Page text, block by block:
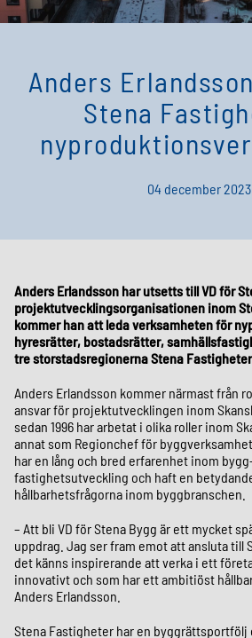
Anders
Stena
04 december 2023
Anders Erlandsson har utsetts till VD för
projektutvecklingsorganisationen inom
kommer han att leda verksamheten för
hyresrätter, bostadsrätter,
tre storstadsregionerna Stena
Anders Erlandsson kommer närmast från
ansvar för projektutvecklingen inom
sedan 1996 har arbetat i olika roller inom
annat som Regionchef för
har en lång och bred erfarenhet inom
fastighetsutveckling och haft en
hållbarhetsfrågorna inom byggbranschen.
– Att bli VD för Stena Bygg är ett mycket
uppdrag. Jag ser fram emot att ansluta till
det känns inspirerande att verka i ett
innovativt och som har ett ambitiöst
Anders Erlandsson.
Stena Fastigheter har en byggrättsportfölj